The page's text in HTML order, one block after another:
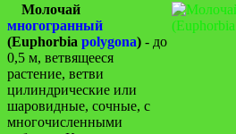
Молочай
многогранный
(Euphorbia polygona) - до
0,5 м, ветвящееся
растение, ветви
цилиндрические или
шаровидные, сочные, с
многочисленными